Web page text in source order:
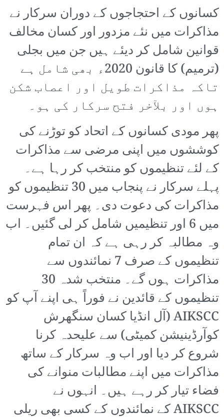
کسانوں کے احتجاجوں کے دوران سرکار نے
مذاکرات میں نئے مزدور اور کسان مخالف
قوانین شامل کر دیئے ہیں جن میں بجلی
(ترمیم) کا قانون 2020ء بھی شامل ہے
تاکہ مذاکرات طویل اور اعصاب شکن
ہوں اور بلآخر فتح سرکار کی ہو۔
پھر مودی کسانوں کے اتحاد کو توڑنے کی
کوششوں میں اپنی مرضی سے مذاکرات
کے لئے تنظیموں کو منتخب کر رہا ہے۔
پہلے سرکار نے پنجاب میں 30 تنظیموں کو
مذاکرات کی دعوت دی۔ پھر اس فہرست
میں 6 اور تنظیمیں شامل کر لی گئیں۔ اب
وہ مطالبہ کر رہی ہے کہ ان تمام
تنظیموں کے صرف 7 نمائندوں سے
مذاکرات ہوں گے۔ منتخب شدہ 30
تنظیموں کے قائدین نے فوراً ہی اپنے آپ کو
AIKSCC (آل انڈیا کسان سنگھرش
کوآرڈینیشن کمیٹی) سے علیحدہ کرنا
شروع کر دیا اور اب وہ سرکار کے ساتھ
مذاکرات میں اپنے مطالبات منوانے کی
فضاء تیار کر رہے ہیں۔ انہوں نے
AIKSCC کے نمائندوں کے کسی بھی ریلی